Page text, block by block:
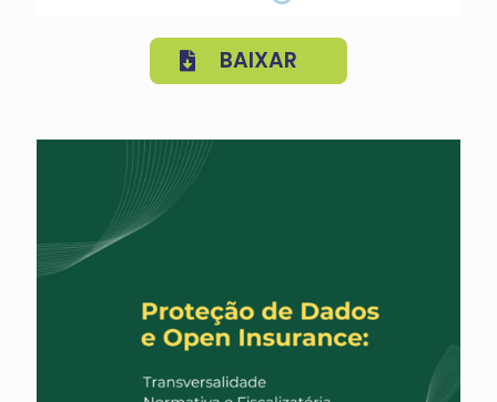
BAIXAR